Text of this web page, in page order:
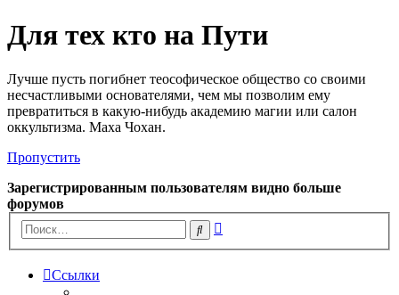
Для тех кто на Пути
Лучше пусть погибнет теософическое общество со своими
несчастливыми основателями, чем мы позволим ему
превратиться в какую-нибудь академию магии или салон
оккультизма. Маха Чохан.
Пропустить
Зарегистрированным пользователям видно больше
форумов
Поиск
Ссылки